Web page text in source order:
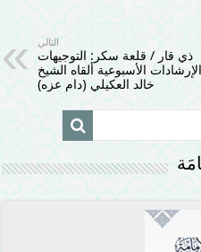
التالي
ذي قار / قلعة سكر: التوجيهات
الأسبوعية ألقاه الشيخ
خالد العكيلي (دام عزه)